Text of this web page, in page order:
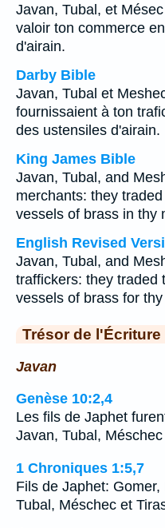
Javan, Tubal, et
valoir ton commerce
d'airain.
Darby Bible
Javan, Tubal et
fournissaient à ton
des ustensiles d'airain.
King James Bible
Javan, Tubal, and
merchants: they
vessels of brass in thy
English Revised
Javan, Tubal, and
traffickers: they traded
vessels of brass for
Trésor de l'Écriture
Javan
Genèse 10:2,4
Les fils de Japhet
Javan, Tubal,
1 Chroniques 1:5,7
Fils de Japhet:
Tubal, Méschec et